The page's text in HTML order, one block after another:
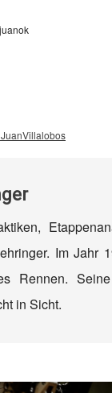
Villalobos
Im Jahr
Rennen.
in Sicht.